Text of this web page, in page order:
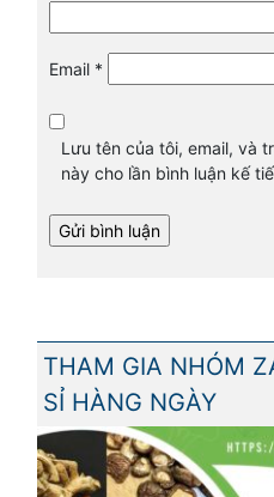
Email *
Lưu tên của tôi, email, và
này cho lần bình luận kế
THAM GIA NHÓM
SỈ HÀNG NGÀY